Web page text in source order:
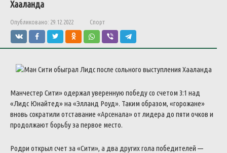
Хааланда
Опубликовано: 29.12.2022 Спорт
Манчестер Сити» одержал уверенную победу со счетом 3:1 над
«Лидс Юнайтед» на «Элланд Роуд». Таким образом, «горожане»
вновь сократили отставание «Арсенала» от лидера до пяти очков и
продолжают борьбу за первое место.
Родри открыл счет за «Сити», а два других гола победителей —